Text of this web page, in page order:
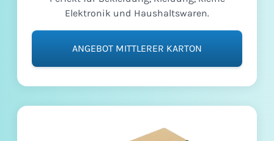
Elektronik und Haushaltswaren.
ANGEBOT MITTLERER KARTON